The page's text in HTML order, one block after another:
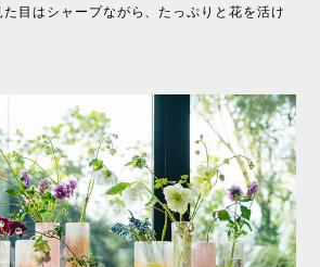
目はシャープながら、たっぷりと花を活け